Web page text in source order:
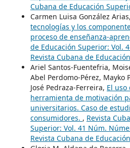
Cubana de Educación
Carmen Luisa González
tecnologías y los
proceso de enseñanza-
de Educación Superior: Vol.
Revista Cubana de
Ariel Santos-Fuentefria,
Abel Perdomo-Pérez, Mayko
José Pedraza-Ferreira, El uso
herramienta de motivación
universitarios. Caso de
consumidores. , Revista
Superior: Vol. 41 Núm.
Revista Cubana de